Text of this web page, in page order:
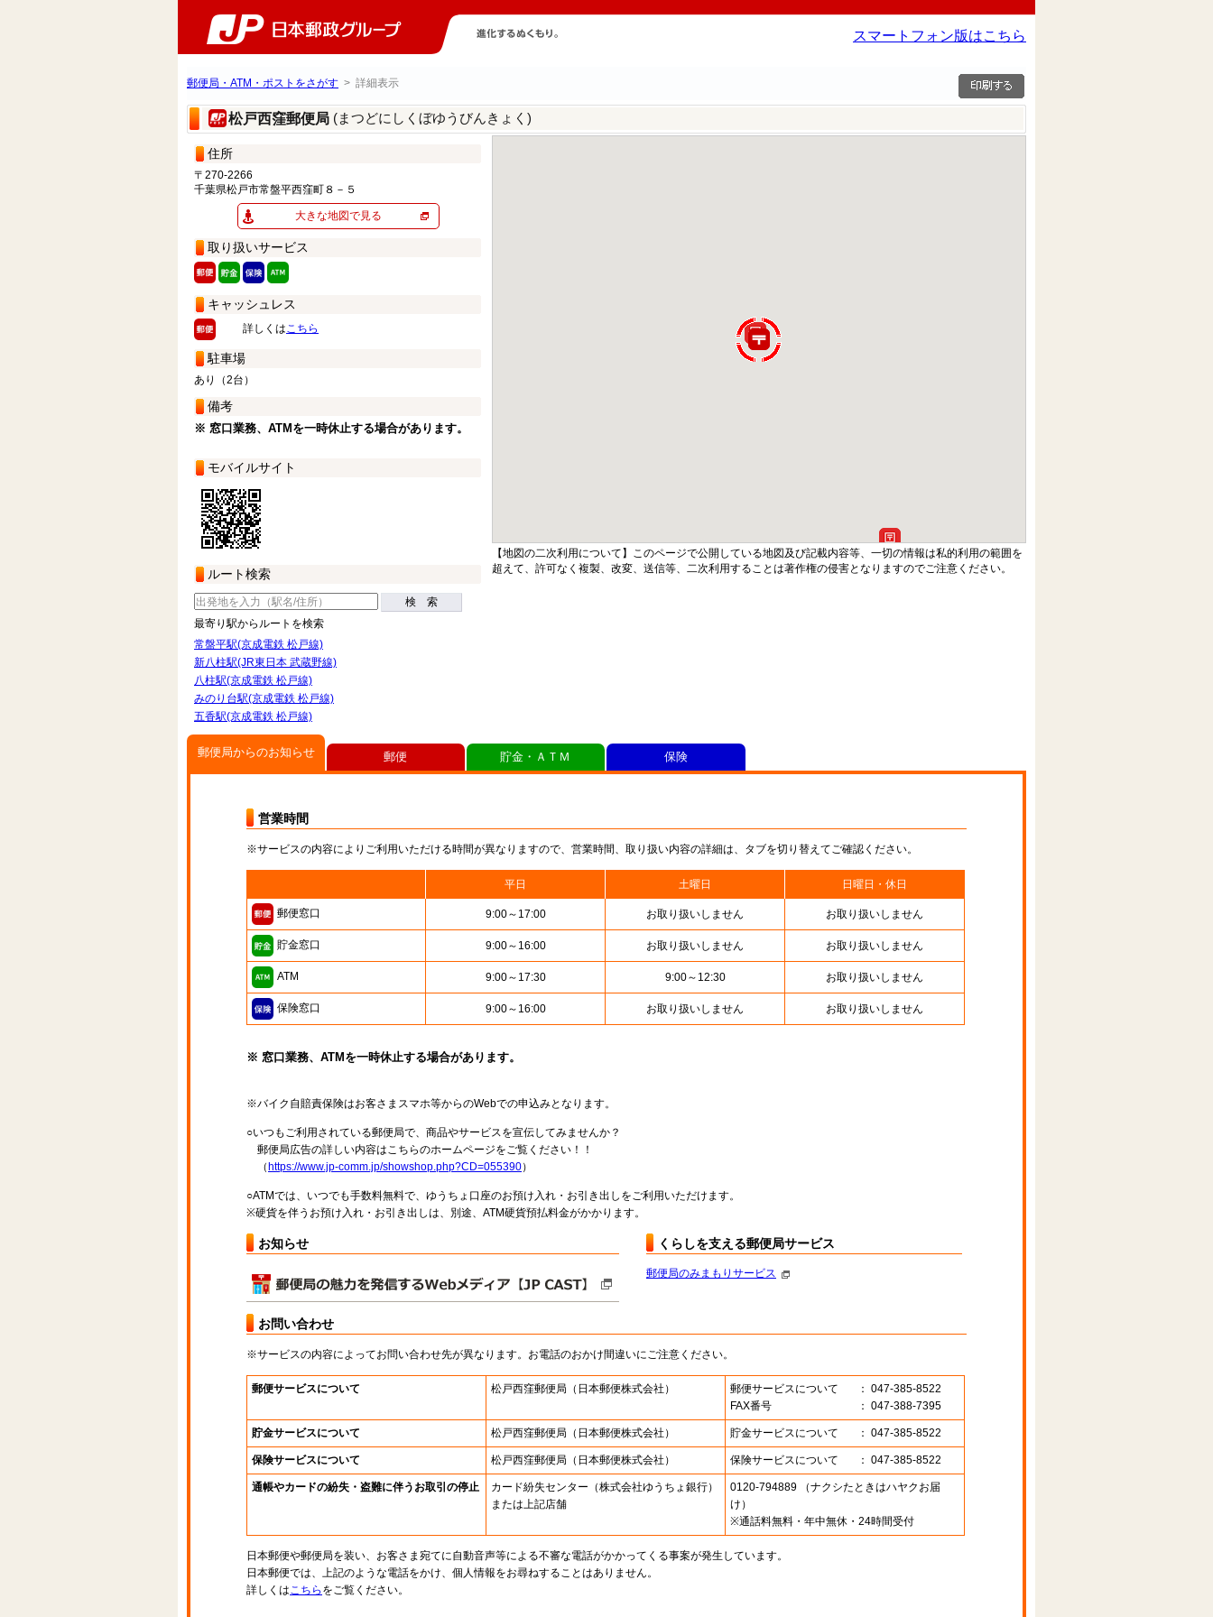
スマートフォン版はこちら
郵便局・ATM・ポストをさがす > 詳細表示
松戸西窪郵便局 (まつどにしくぼゆうびんきょく)
住所
〒270-2266
千葉県松戸市常盤平西窪町８－５
大きな地図で見る
取り扱いサービス
キャッシュレス
詳しくはこちら
駐車場
あり（2台）
備考
※ 窓口業務、ATMを一時休止する場合があります。
モバイルサイト
ルート検索
検 索
最寄り駅からルートを検索
常盤平駅(京成電鉄 松戸線)
新八柱駅(JR東日本 武蔵野線)
八柱駅(京成電鉄 松戸線)
みのり台駅(京成電鉄 松戸線)
五香駅(京成電鉄 松戸線)
【地図の二次利用について】このページで公開している地図及び記載内容等、一切の情報は私的利用の範囲を
超えて、許可なく複製、改変、送信等、二次利用することは著作権の侵害となりますのでご注意ください。
郵便局からのお知らせ
営業時間
※サービスの内容によりご利用いただける時間が異なりますので、営業時間、取り扱い内容の詳細は、タブを切り替えてご確認ください。
平日 土曜日 日曜日・休日
郵便窓口 9:00～17:00 お取り扱いしません お取り扱いしません
貯金窓口 9:00～16:00 お取り扱いしません お取り扱いしません
ATM 9:00～17:30 9:00～12:30 お取り扱いしません
保険窓口 9:00～16:00 お取り扱いしません お取り扱いしません
※ 窓口業務、ATMを一時休止する場合があります。
※バイク自賠責保険はお客さまスマホ等からのWebでの申込みとなります。
○いつもご利用されている郵便局で、商品やサービスを宣伝してみませんか？
郵便局広告の詳しい内容はこちらのホームページをご覧ください！！
（ https://www.jp-comm.jp/showshop.php?CD=055390）
○ATMでは、いつでも手数料無料で、ゆうちょ口座のお預け入れ・お引き出しをご利用いただけます。
※硬貨を伴うお預け入れ・お引き出しは、別途、ATM硬貨預払料金がかかります。
お知らせ くらしを支える郵便局サービス
郵便局のみまもりサービス
お問い合わせ
※サービスの内容によってお問い合わせ先が異なります。お電話のおかけ間違いにご注意ください。
郵便サービスについて 松戸西窪郵便局 （日本郵便株式会社） 郵便サービスについて
： 047-385-8522
FAX番号
： 047-388-7395
貯金サービスについて 松戸西窪郵便局 （日本郵便株式会社） 貯金サービスについて ： 047-385-8522
保険サービスについて 松戸西窪郵便局 （日本郵便株式会社） 保険サービスについて ： 047-385-8522
通帳やカードの紛失・盗難に伴うお取引の停止 カード紛失センター （株式会社ゆうちょ銀行）
または上記店舗
0120-794889 （ナクシたときはハヤクお届
け）
※通話料無料・年中無休・24時間受付
日本郵便や郵便局を装い、お客さま宛てに自動音声等による不審な電話がかかってくる事案が発生しています。
日本郵便では、上記のような電話をかけ、個人情報をお尋ねすることはありません。
詳しくはこちら をご覧ください。
郵便 貯金・ＡＴＭ 保険